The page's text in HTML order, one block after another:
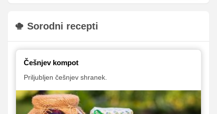
Sorodni recepti
Češnjev kompot
Priljubljen češnjev shranek.